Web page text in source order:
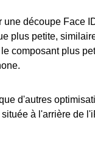
une découpe Face
plus petite,
composant plus
d'autres
à l'arrière de